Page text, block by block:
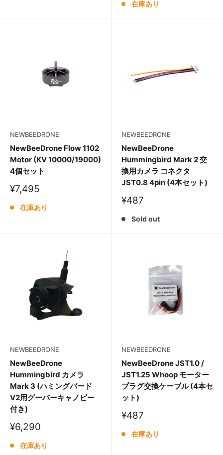
価
在庫あり
NEWBEEDRONE
NewBeeDrone Flow 1102
Motor (KV 10000/19000)
4個セット
販
価
¥7,495
在庫あり
NEWBEEDRONE
NewBeeDrone
Hummingbird Mark 2 交
換用カメラ コネクタ
JST0.8 4pin (4本セット)
販
価
¥487
Sold out
NEWBEEDRONE
NewBeeDrone
Hummingbird カメラ
Mark 3 (ハミングバード
V2用グーバーキャノピー
付き)
販
価
¥6,290
在庫あり
NEWBEEDRONE
NewBeeDrone JST1.0 /
JST1.25 Whoop モーター
プラグ交換ケーブル (4本セ
ット)
販
価
¥487
在庫あり